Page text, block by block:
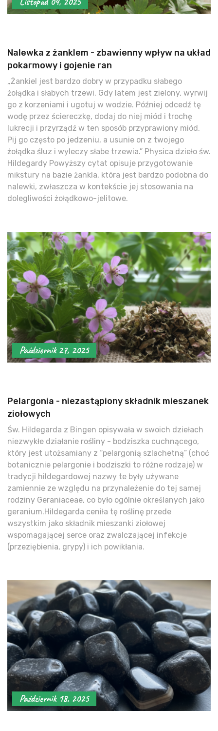
Nalewka z żanklem - zbawienny wpływ na układ
pokarmowy i gojenie ran
„Żankiel jest bardzo dobry w przypadku słabego
żołądka i słabych trzewi. Gdy latem jest zielony, wyrwij
go z korzeniami i ugotuj w wodzie. Później odcedź tę
wodę przez ściereczkę, dodaj do niej miód i trochę
lukrecji i przyrządź w ten sposób przyprawiony miód.
Pij go często po jedzeniu, a usunie on z twojego
żołądka śluz i wyleczy słabe trzewia.” Physica dzieło św.
Hildegardy Powyższy cytat opisuje przygotowanie
mikstury na bazie żankla, która jest bardzo podobna do
nalewki, zwłaszcza w kontekście jej stosowania na
dolegliwości żołądkowo-jelitowe.
Październik 27, 2025
Pelargonia - niezastąpiony składnik mieszanek
ziołowych
Św. Hildegarda z Bingen opisywała w swoich dziełach
niezwykłe działanie rośliny - bodziszka cuchnącego,
który jest utożsamiany z “pelargonią szlachetną” (choć
botanicznie pelargonie i bodziszki to różne rodzaje) w
tradycji hildegardowej nazwy te były używane
zamiennie ze względu na przynależenie do tej samej
rodziny Geraniaceae, co było ogólnie określanych jako
geranium.Hildegarda ceniła tę roślinę przede
wszystkim jako składnik mieszanki ziołowej
wspomagającej serce oraz zwalczającej infekcje
(przeziębienia, grypy) i ich powikłania.
Październik 18, 2025